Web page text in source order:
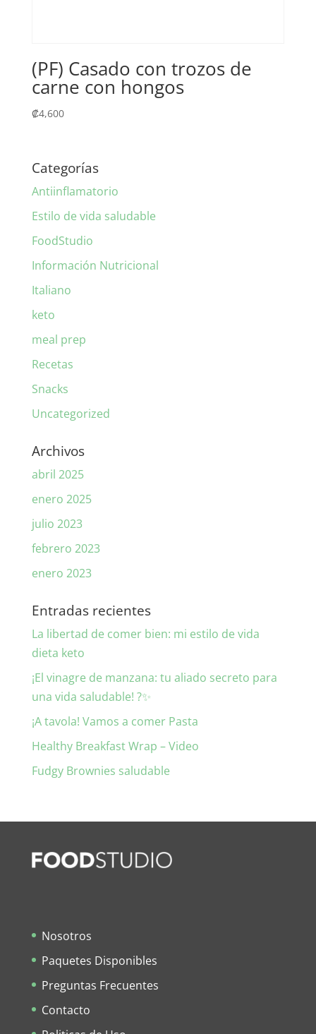
(PF) Casado con trozos de
carne con hongos
₡4,600
Categorías
Antiinflamatorio
Estilo de vida saludable
FoodStudio
Información Nutricional
Italiano
keto
meal prep
Recetas
Snacks
Uncategorized
Archivos
abril 2025
enero 2025
julio 2023
febrero 2023
enero 2023
Entradas recientes
La libertad de comer bien: mi estilo de vida
dieta keto
¡El vinagre de manzana: tu aliado secreto para
una vida saludable! ?✨
¡A tavola! Vamos a comer Pasta
Healthy Breakfast Wrap – Video
Fudgy Brownies saludable
Nosotros
Paquetes Disponibles
Preguntas Frecuentes
Contacto